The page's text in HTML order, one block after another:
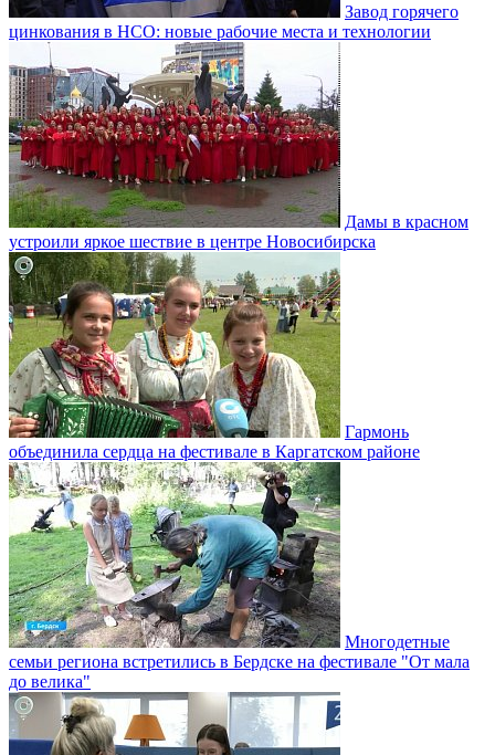
Завод горячего
цинкования в НСО: новые рабочие места и технологии
Дамы в красном
устроили яркое шествие в центре Новосибирска
Гармонь
объединила сердца на фестивале в Каргатском районе
Многодетные
семьи региона встретились в Бердске на фестивале "От мала
до велика"